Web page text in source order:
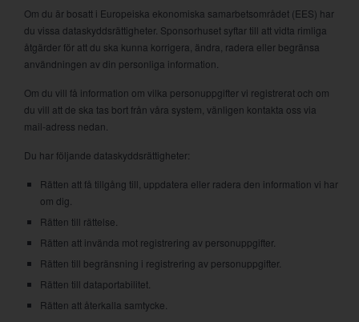
Om du är bosatt i Europeiska ekonomiska samarbetsområdet (EES) har
du vissa dataskyddsrättigheter. Sponsorhuset syftar till att vidta rimliga
åtgärder för att du ska kunna korrigera, ändra, radera eller begränsa
användningen av din personliga information.
Om du vill få information om vilka personuppgifter vi registrerat och om
du vill att de ska tas bort från våra system, vänligen kontakta oss via
mail-adress nedan.
Du har följande dataskyddsrättigheter:
Rätten att få tillgång till, uppdatera eller radera den information vi har
om dig.
Rätten till rättelse.
Rätten att invända mot registrering av personuppgifter.
Rätten till begränsning i registrering av personuppgifter.
Rätten till dataportabilitet.
Rätten att återkalla samtycke.